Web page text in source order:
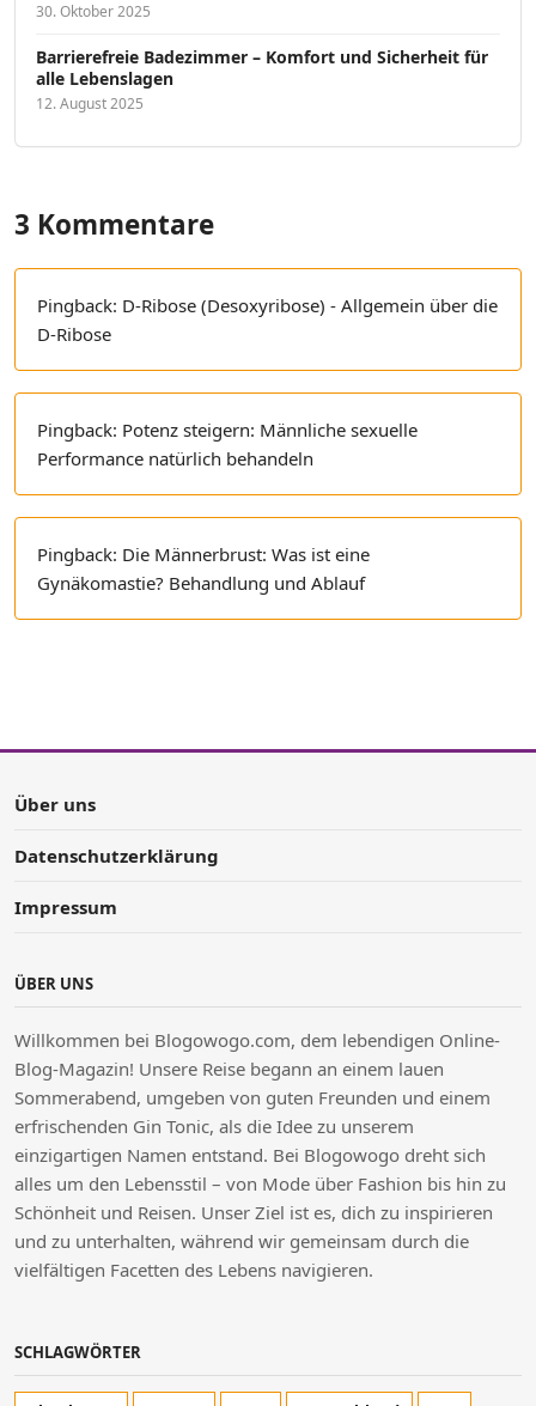
30. Oktober 2025
Barrierefreie Badezimmer – Komfort und Sicherheit für
alle Lebenslagen
12. August 2025
3 Kommentare
Pingback: D-Ribose (Desoxyribose) - Allgemein über die
D-Ribose
Pingback: Potenz steigern: Männliche sexuelle
Performance natürlich behandeln
Pingback: Die Männerbrust: Was ist eine
Gynäkomastie? Behandlung und Ablauf
Über uns
Datenschutzerklärung
Impressum
ÜBER UNS
Willkommen bei Blogowogo.com, dem lebendigen Online-
Blog-Magazin! Unsere Reise begann an einem lauen
Sommerabend, umgeben von guten Freunden und einem
erfrischenden Gin Tonic, als die Idee zu unserem
einzigartigen Namen entstand. Bei Blogowogo dreht sich
alles um den Lebensstil – von Mode über Fashion bis hin zu
Schönheit und Reisen. Unser Ziel ist es, dich zu inspirieren
und zu unterhalten, während wir gemeinsam durch die
vielfältigen Facetten des Lebens navigieren.
SCHLAGWÖRTER